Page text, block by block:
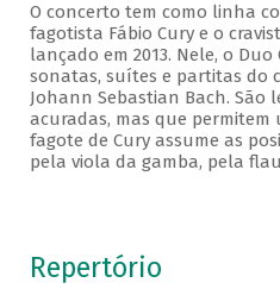
O concerto tem como linha
fagotista Fábio Cury e o
lançado em 2013. Nele, o
sonatas, suítes e partitas do
Johann Sebastian Bach. São
acuradas, mas que permitem
fagote de Cury assume as
pela viola da gamba, pela
Repertório